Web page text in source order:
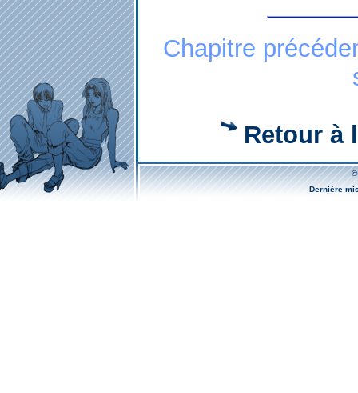
Chapitre
Retour à
©
Dernière